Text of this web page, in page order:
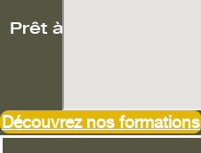
Prêt à transformer
Découvrez nos formations